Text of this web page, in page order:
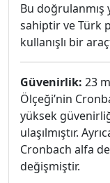
Bu doğrulanmış
sahiptir ve Türk
kullanışlı bir
Güvenirlik: 23
Ölçeği’nin
yüksek
ulaşılmıştır.
Cronbach alfa
değişmiştir.